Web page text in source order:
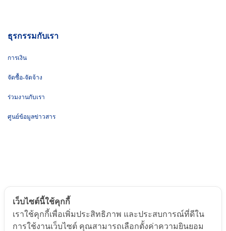
ธุรกรรมกับเรา
การเงิน
จัดซื้อ-จัดจ้าง
ร่วมงานกับเรา
ศูนย์ข้อมูลข่าวสาร
© ๒๐๒๕ by Chulabhorn. All Rights Reserved
เว็บไซต์นี้ใช้คุกกี้
เราใช้คุกกี้เพื่อเพิ่มประสิทธิภาพ และประสบการณ์ที่ดีใน
การใช้งานเว็บไซต์ คุณสามารถเลือกตั้งค่าความยินยอม